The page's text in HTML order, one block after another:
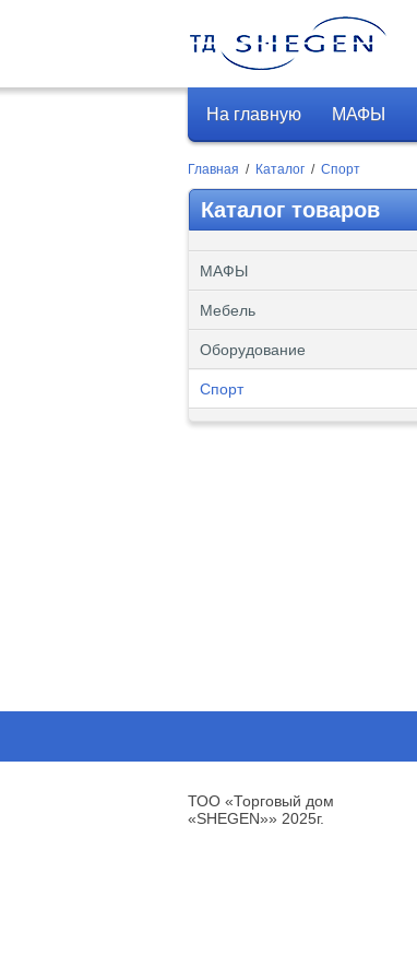
На главную МАФЫ
Главная / Каталог / Спорт
Каталог товаров
МАФЫ
Мебель
Оборудование
Спорт
ТОО «Торговый дом
«SHEGEN»» 2025г.